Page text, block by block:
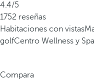
4.4/5
1752 reseñas
Habitaciones con vistas
golfCentro Wellness y Spa
Compara